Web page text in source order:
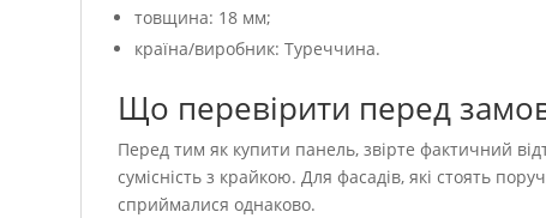
товщина: 18 мм;
країна/виробник: Туреччина.
Що перевірити перед
Перед тим як купити панель, звірте фактичний
сумісність з крайкою. Для фасадів, які стоять
сприймалися однаково.